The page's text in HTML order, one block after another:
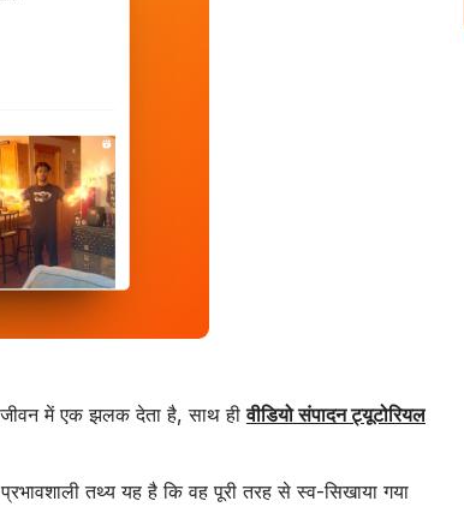
जीवन में एक झलक देता है, साथ हीवीडियो संपादन ट्यूटोरियल
तथ्य यह है कि वह पूरी तरह से स्व-सिखाया गया